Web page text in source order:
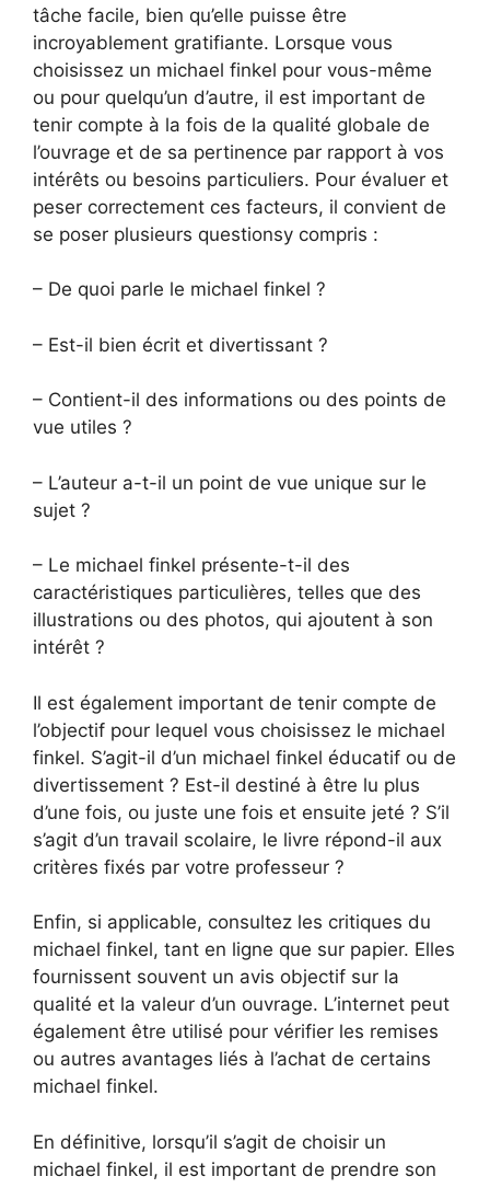
tâche facile, bien qu’elle puisse être
incroyablement gratifiante. Lorsque vous
choisissez un michael finkel pour vous-même
ou pour quelqu’un d’autre, il est important de
tenir compte à la fois de la qualité globale de
l’ouvrage et de sa pertinence par rapport à vos
intérêts ou besoins particuliers. Pour évaluer et
peser correctement ces facteurs, il convient de
se poser plusieurs questionsy compris :
– De quoi parle le michael finkel ?
– Est-il bien écrit et divertissant ?
– Contient-il des informations ou des points de
vue utiles ?
– L’auteur a-t-il un point de vue unique sur le
sujet ?
– Le michael finkel présente-t-il des
caractéristiques particulières, telles que des
illustrations ou des photos, qui ajoutent à son
intérêt ?
Il est également important de tenir compte de
l’objectif pour lequel vous choisissez le michael
finkel. S’agit-il d’un michael finkel éducatif ou de
divertissement ? Est-il destiné à être lu plus
d’une fois, ou juste une fois et ensuite jeté ? S’il
s’agit d’un travail scolaire, le livre répond-il aux
critères fixés par votre professeur ?
Enfin, si applicable, consultez les critiques du
michael finkel, tant en ligne que sur papier. Elles
fournissent souvent un avis objectif sur la
qualité et la valeur d’un ouvrage. L’internet peut
également être utilisé pour vérifier les remises
ou autres avantages liés à l’achat de certains
michael finkel.
En définitive, lorsqu’il s’agit de choisir un
michael finkel, il est important de prendre son